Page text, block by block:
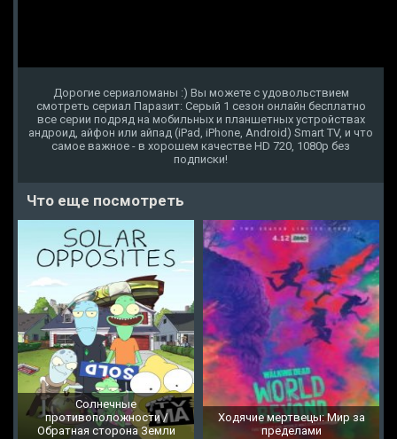
Дорогие сериаломаны :) Вы можете с удовольствием
смотреть сериал Паразит: Серый 1 сезон онлайн бесплатно
все серии подряд на мобильных и планшетных устройствах
андроид, айфон или айпад (iPad, iPhone, Android) Smart TV, и что
самое важное - в хорошем качестве HD 720, 1080p без
подписки!
Что еще посмотреть
Солнечные
противоположности /
Обратная сторона Земли
Ходячие мертвецы: Мир за
пределами